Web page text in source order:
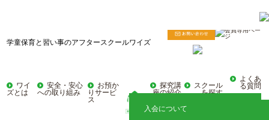
学童保育と習い事のアフタースクールワイズ
ワイ
ズとは
安全・安心
への取り組み
お預か
りサービ
ス
探究講
座の紹介
探究クラス
スクール
を探す
よくあ
る質問
入会について